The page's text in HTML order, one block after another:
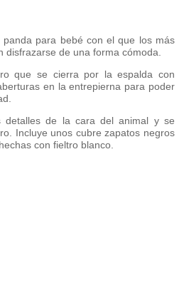
para bebé con el que los más
disfrazarse de una forma cómoda.
que se cierra por la espalda con
en la entrepierna para poder
detalles de la cara del animal y se
Incluye unos cubre zapatos negros
con fieltro blanco.